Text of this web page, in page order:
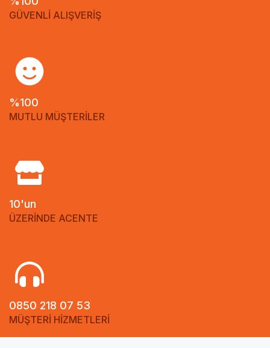
GÜVENLİ ALIŞVERİŞ
%100
MUTLU MÜŞTERİLER
10'un
ÜZERİNDE ACENTE
0850 218 07 53
MÜŞTERİ HİZMETLERİ